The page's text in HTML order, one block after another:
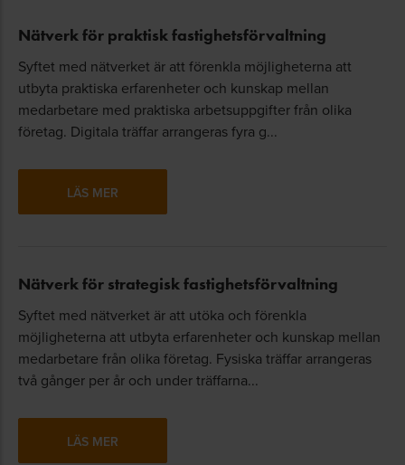
Nätverk för praktisk fastighetsförvaltning
Syftet med nätverket är att förenkla möjligheterna att
utbyta praktiska erfarenheter och kunskap mellan
medarbetare med praktiska arbetsuppgifter från olika
företag. Digitala träffar arrangeras fyra g...
LÄS MER
Nätverk för strategisk fastighetsförvaltning
Syftet med nätverket är att utöka och förenkla
möjligheterna att utbyta erfarenheter och kunskap mellan
medarbetare från olika företag. Fysiska träffar arrangeras
två gånger per år och under träffarna...
LÄS MER